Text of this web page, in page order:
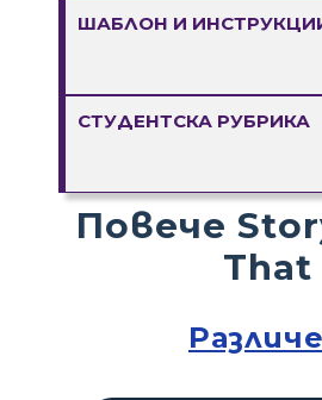
ШАБЛОН И
СТУДЕНТСКА РУБРИКА
Повече
That